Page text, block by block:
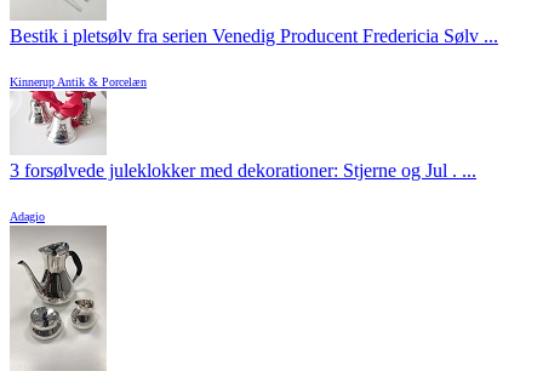
Bestik i pletsølv fra serien Venedig Producent Fredericia Sølv ...
Kinnerup Antik & Porcelæn
3 forsølvede juleklokker med dekorationer: Stjerne og Jul . ...
Adagio